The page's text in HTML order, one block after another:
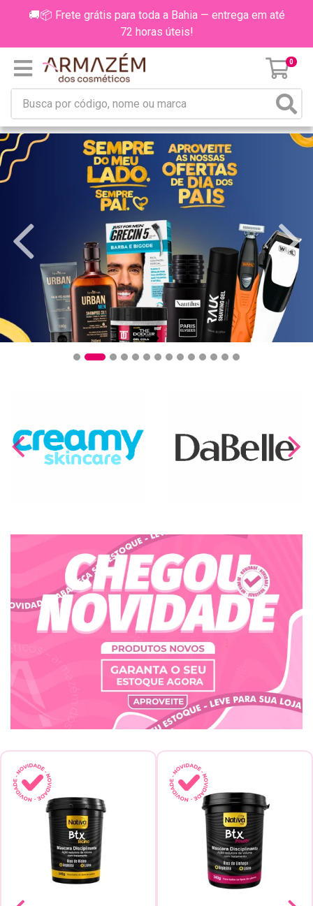
🚚📦 Frete grátis para toda a Bahia — entrega em até
72 horas úteis!
0